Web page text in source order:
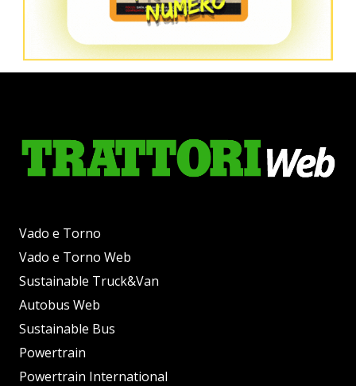
Vado e Torno
Vado e Torno Web
Sustainable Truck&Van
Autobus Web
Sustainable Bus
Powertrain
Powertrain International